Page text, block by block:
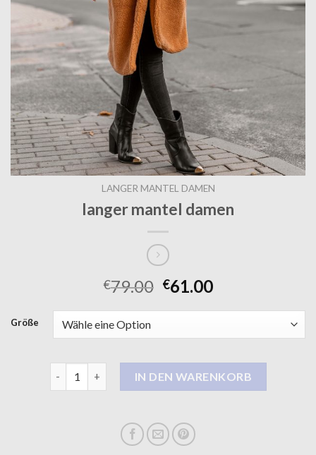
LANGER MANTEL DAMEN
langer mantel damen
€79.00 €61.00
Größe
IN DEN WARENKORB